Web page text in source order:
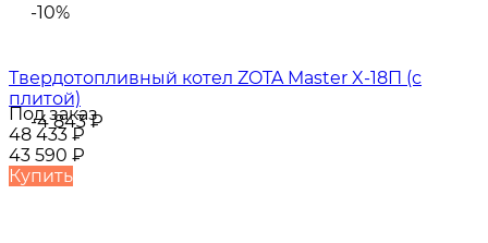
-10%
-4 843₽
Твердотопливный котел ZOTA Master X-18П (с
плитой)
Под заказ
48 433 ₽
43 590 ₽
Купить